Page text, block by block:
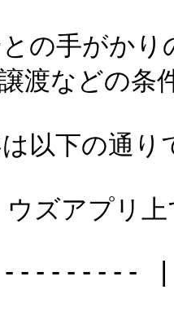
の手がか
渡などの条
以下の通り
アプリ上